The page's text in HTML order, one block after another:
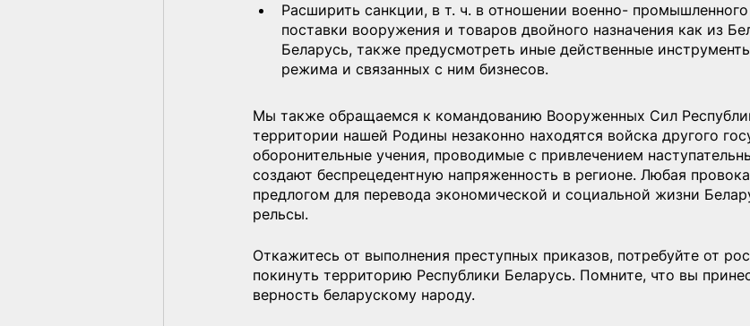
Расширить санкции, в т. ч. в отношении военно-
поставки вооружения и товаров двойного назначения как из
Беларусь, также предусмотреть иные действенные
режима и связанных с ним бизнесов.
Мы также обращаемся к командованию Вооруженных Сил
территории нашей Родины незаконно находятся войска другого
оборонительные учения, проводимые с привлечением
создают беспрецедентную напряженность в регионе. Любая
предлогом для перевода экономической и социальной жизни
рельсы.
Откажитесь от выполнения преступных приказов, потребуйте от
покинуть территорию Республики Беларусь. Помните, что вы
верность беларускому народу.